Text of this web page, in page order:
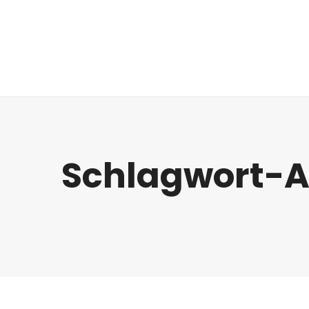
Schlagwort-